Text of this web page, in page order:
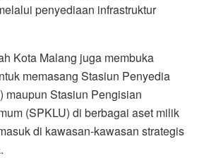
penyediaan infrastruktur
Kota Malang juga membuka
memasang Stasiun Penyedia
maupun Stasiun Pengisian
(SPKLU) di berbagai aset milik
di kawasan-kawasan strategis